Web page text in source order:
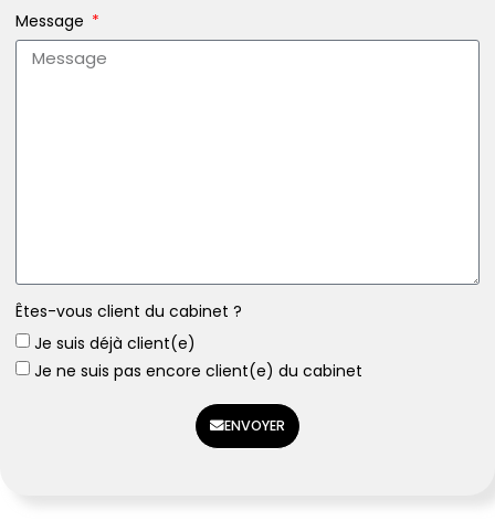
Message
Êtes-vous client du cabinet ?
Je suis déjà client(e)
Je ne suis pas encore client(e) du cabinet
ENVOYER